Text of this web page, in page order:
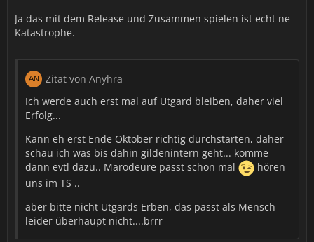
Ja das mit dem Release und Zusammen spielen ist echt ne
Katastrophe.
Zitat von Anyhra
Ich werde auch erst mal auf Utgard bleiben, daher viel
Erfolg...
Kann eh erst Ende Oktober richtig durchstarten, daher
schau ich was bis dahin gildenintern geht... komme
dann evtl dazu.. Marodeure passt schon mal
hören
uns im TS ..
aber bitte nicht Utgards Erben, das passt als Mensch
leider überhaupt nicht....brrr